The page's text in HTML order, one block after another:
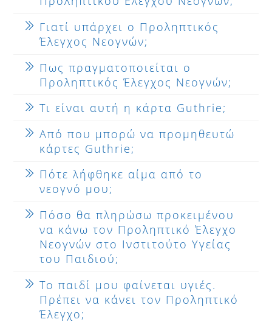
Γιατί υπάρχει ο Προληπτικός
Έλεγχος Νεογνών;
Πως πραγματοποιείται ο
Προληπτικός Έλεγχος Νεογνών;
Τι είναι αυτή η κάρτα Guthrie;
Από που μπορώ να προμηθευτώ
κάρτες Guthrie;
Πότε λήφθηκε αίμα από το
νεογνό μου;
Πόσο θα πληρώσω προκειμένου
να κάνω τον Προληπτικό Έλεγχο
Νεογνών στο Ινστιτούτο Υγείας
του Παιδιού;
Το παιδί μου φαίνεται υγιές.
Πρέπει να κάνει τον Προληπτικό
Έλεγχο;